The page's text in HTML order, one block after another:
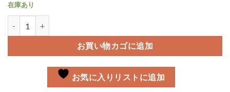
在庫あり
お買い物カゴに追加
お気に入りリストに追加